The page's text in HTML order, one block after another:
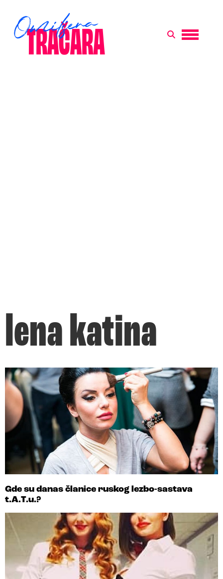
lena katina
Gde su danas članice ruskog lezbo-sastava
t.A.T.u.?